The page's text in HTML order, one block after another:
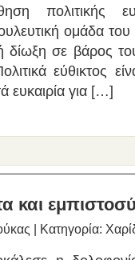
πολιτικής
ομάδα του
δίωξη σε βάρος
εύθικτος
ευκαιρία για […]
και
| Κατηγορία: